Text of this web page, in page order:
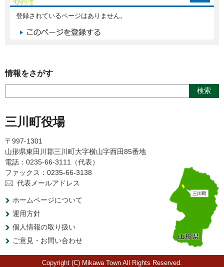
登録されているページはありません。
情報をさがす
三川町役場
〒997-1301
山形県東田川郡三川町大字横山字西田85番地
電話：0235-66-3111（代表）
ファックス：0235-66-3138
代表メールアドレス
ホームページについて
運用方針
個人情報の取り扱い
ご意見・お問い合わせ
Copyright (C) Mikawa Town All Rights Reserved.